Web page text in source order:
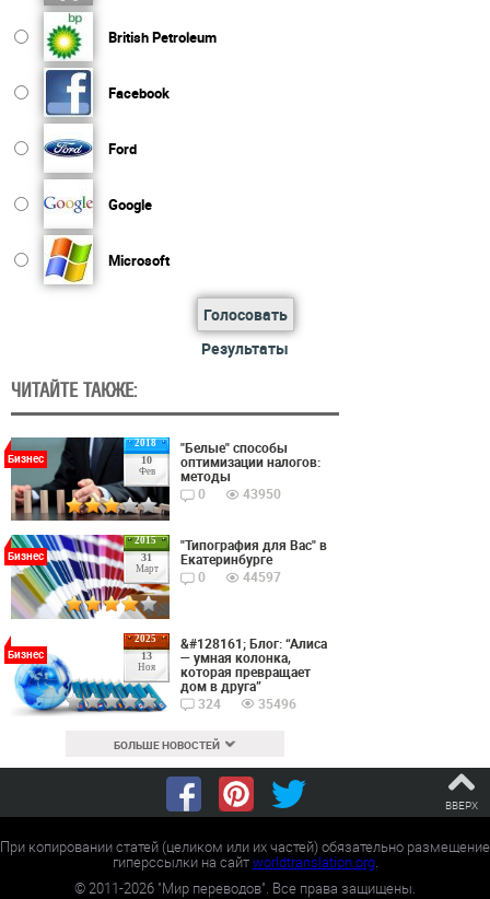
British Petroleum
Facebook
Ford
Google
Microsoft
Голосовать
Результаты
ЧИТАЙТЕ ТАКЖЕ:
2018
10
Фев
Бизнес
"Белые" способы
оптимизации налогов:
методы
0
43950
2015
31
Март
Бизнес
"Типография для Вас" в
Екатеринбурге
0
44597
2025
13
Ноя
Бизнес
&#128161; Блог: “Алиса
— умная колонка,
которая превращает
дом в друга”
324
35496
БОЛЬШЕ НОВОСТЕЙ
ВВЕРХ
При копировании статей (целиком или их частей) обязательно размещение
гиперссылки на сайтworldtranslation.org.
©2011-2026 "Мир переводов". Все права защищены.